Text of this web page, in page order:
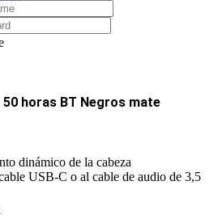
horas BT Negros mate
dinámico de la cabeza
USB-C o al cable de audio de 3,5